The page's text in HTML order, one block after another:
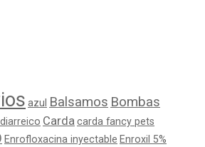
azul Balsamos Bombas
Cardacarda fancy pets
Enrofloxacina inyectable Enroxil 5%